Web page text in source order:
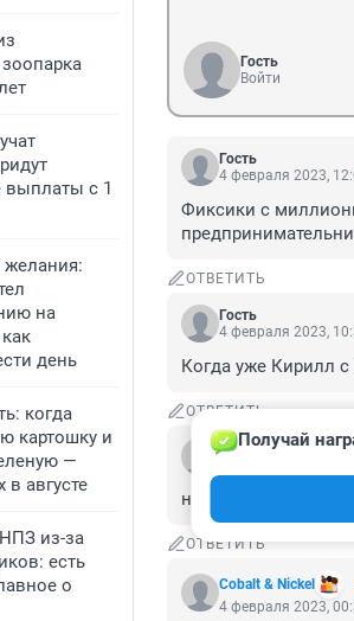
выплаты с 1
на
день
когда
картошку и
—
в августе
из-за
есть
о
Гость
Войти
Гость
4 февраля 2023,
Фиксики с
ОТВЕТИТЬ
Гость
4 февраля 2023,
Когда уже Кирилл
ОТВЕТИТЬ
Гость
ну и правильно.
ОТВЕТИТЬ
Cobalt & Nickel
Получай
4 февраля 2023,